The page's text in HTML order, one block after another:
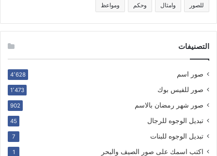
للصور وامثال وحكم ومواعظ
التصنيفات
صور اسم 4٬628
صور للفيس بوك 1٬473
صور شهر رمضان بالاسم 902
تبديل الوجوه للرجال 45
تبديل الوجوه للبنات 7
اكتب اسمك على صور الصيف والبحر 1